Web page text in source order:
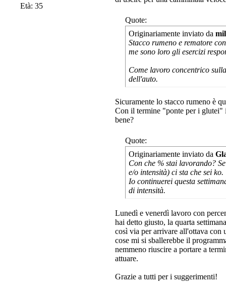
Età: 35
Quote:
Originariamente inviato da
Stacco rumeno e rematore
me sono loro gli esercizi
Come lavoro concentrico
dell'auto.
Sicuramente lo stacco rumeno è
Con il termine "ponte per i glutei"
bene?
Quote:
Originariamente inviato da
Con che % stai lavorando?
e/o intensità) ci sta che sei ko.
Io continuerei questa
di intensità.
Lunedì e venerdì lavoro con
hai detto giusto, la quarta
così via per arrivare all'ottava con
cose mi si sballerebbe il
nemmeno riuscire a portare a
attuare.
Grazie a tutti per i suggerimenti!